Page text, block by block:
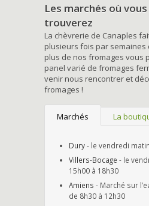
Les marchés où
trouverez
La chèvrerie de Canaples
plusieurs fois par semaines
plus de nos fromages vous
panel varié de fromages
venir nous rencontrer et
fromages !
Marchés La
Dury- le vendredi
Villers-Bocage - le
15h00 à 18h30
Amiens - Marché sur
de 8h30 à 12h30